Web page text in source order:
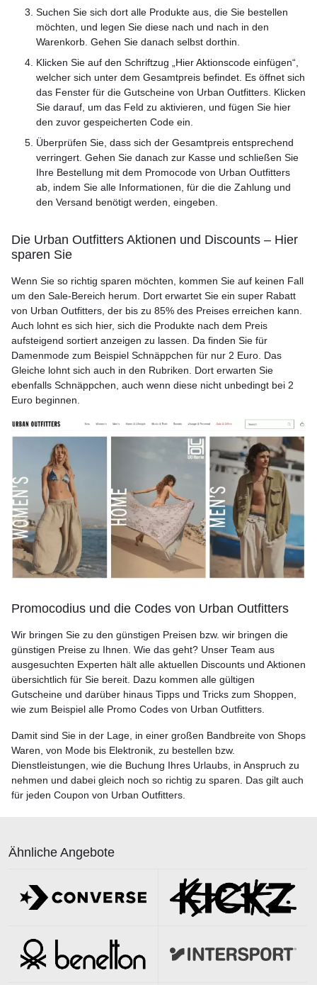
Suchen Sie sich dort alle Produkte aus, die Sie bestellen
möchten, und legen Sie diese nach und nach in den
Warenkorb. Gehen Sie danach selbst dorthin.
Klicken Sie auf den Schriftzug „Hier Aktionscode einfügen“,
welcher sich unter dem Gesamtpreis befindet. Es öffnet sich
das Fenster für die Gutscheine von Urban Outfitters. Klicken
Sie darauf, um das Feld zu aktivieren, und fügen Sie hier
den zuvor gespeicherten Code ein.
Überprüfen Sie, dass sich der Gesamtpreis entsprechend
verringert. Gehen Sie danach zur Kasse und schließen Sie
Ihre Bestellung mit dem Promocode von Urban Outfitters
ab, indem Sie alle Informationen, für die die Zahlung und
den Versand benötigt werden, eingeben.
Die Urban Outfitters Aktionen und Discounts – Hier
sparen Sie
Wenn Sie so richtig sparen möchten, kommen Sie auf keinen Fall
um den Sale-Bereich herum. Dort erwartet Sie ein super Rabatt
von Urban Outfitters, der bis zu 85% des Preises erreichen kann.
Auch lohnt es sich hier, sich die Produkte nach dem Preis
aufsteigend sortiert anzeigen zu lassen. Da finden Sie für
Damenmode zum Beispiel Schnäppchen für nur 2 Euro. Das
Gleiche lohnt sich auch in den Rubriken. Dort erwarten Sie
ebenfalls Schnäppchen, auch wenn diese nicht unbedingt bei 2
Euro beginnen.
Promocodius und die Codes von Urban Outfitters
Wir bringen Sie zu den günstigen Preisen bzw. wir bringen die
günstigen Preise zu Ihnen. Wie das geht? Unser Team aus
ausgesuchten Experten hält alle aktuellen Discounts und Aktionen
übersichtlich für Sie bereit. Dazu kommen alle gültigen
Gutscheine und darüber hinaus Tipps und Tricks zum Shoppen,
wie zum Beispiel alle Promo Codes von Urban Outfitters.
Damit sind Sie in der Lage, in einer großen Bandbreite von Shops
Waren, von Mode bis Elektronik, zu bestellen bzw.
Dienstleistungen, wie die Buchung Ihres Urlaubs, in Anspruch zu
nehmen und dabei gleich noch so richtig zu sparen. Das gilt auch
für jeden Coupon von Urban Outfitters.
Ähnliche Angebote